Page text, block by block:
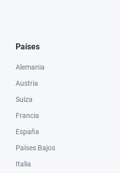
Países
Alemania
Austria
Suiza
Francia
España
Países Bajos
Italia